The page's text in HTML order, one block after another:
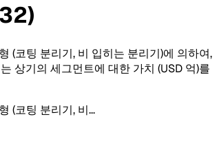
(코팅 분리기, 비 입히는 분리기)에 의하여,
상기의 세그먼트에 대한 가치 (USD 억)를
(코팅 분리기, 비...